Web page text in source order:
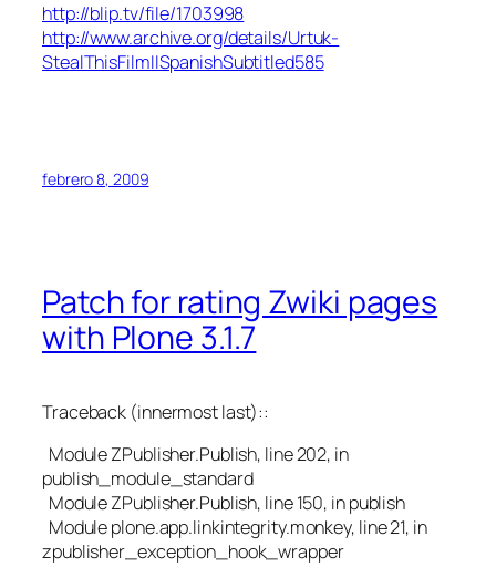
http://blip.tv/file/1703998
http://www.archive.org/details/Urtuk-
StealThisFilmIISpanishSubtitled585
febrero 8, 2009
Patch for rating Zwiki pages
with Plone 3.1.7
Traceback (innermost last)::
Module ZPublisher.Publish, line 202, in
publish_module_standard
Module ZPublisher.Publish, line 150, in publish
Module plone.app.linkintegrity.monkey, line 21, in
zpublisher_exception_hook_wrapper